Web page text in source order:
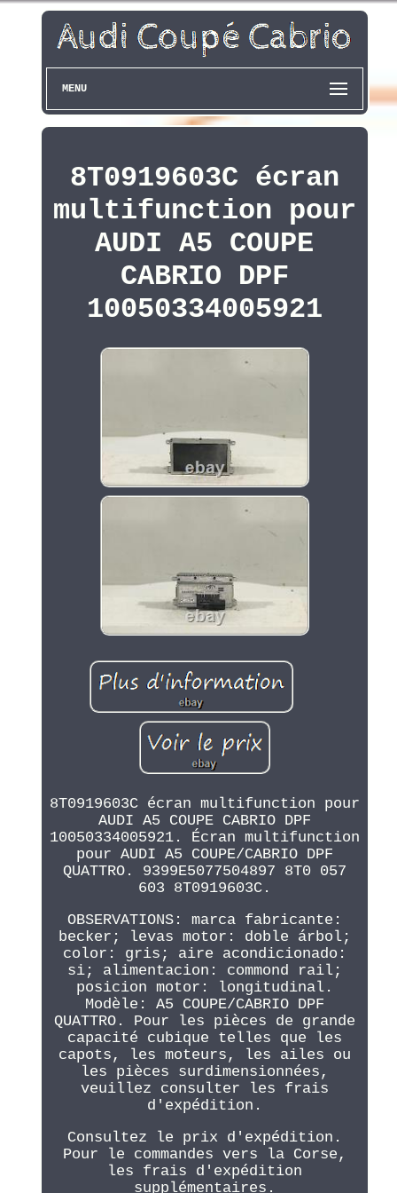
MENU
8T0919603C écran
multifunction pour
AUDI A5 COUPE
CABRIO DPF
10050334005921
8T0919603C écran multifunction pour
AUDI A5 COUPE CABRIO DPF
10050334005921. Écran multifunction
pour AUDI A5 COUPE/CABRIO DPF
QUATTRO. 9399E5077504897 8T0 057
603 8T0919603C.
OBSERVATIONS: marca fabricante:
becker; levas motor: doble árbol;
color: gris; aire acondicionado:
si; alimentacion: commond rail;
posicion motor: longitudinal.
Modèle: A5 COUPE/CABRIO DPF
QUATTRO. Pour les pièces de grande
capacité cubique telles que les
capots, les moteurs, les ailes ou
les pièces surdimensionnées,
veuillez consulter les frais
d'expédition.
Consultez le prix d'expédition.
Pour le commandes vers la Corse,
les frais d'expédition
supplémentaires.